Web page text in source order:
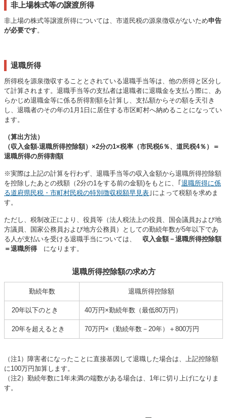
非上場株式等の譲渡所得
非上場の株式等譲渡所得については、市道民税の源泉徴収がないため申告
が必要です。
退職所得
所得税を源泉徴収することとされている退職手当等は、他の所得と区分し
て計算されます。退職手当等の支払者は退職者に退職金を支払う際に、あ
らかじめ退職金等に係る所得割額を計算し、支払額からその額を天引き
し、退職者のその年の1月1日に居住する市区町村へ納めることになってい
ます。
（算出方法）
（収入金額-退職所得控除額）×2分の1×税率（市民税6％、道民税4％）＝
退職所得の所得割額
※実際は上記の計算を行わず、退職手当等の収入金額から退職所得控除額
を控除したあとの残額（2分の1をする前の金額)をもとに、｢ 退職所得に係
る道府県民税・市町村民税の特別徴収税額早見表 ｣によって税額を求めま
す。
ただし、税制改正により、役員等（法人税法上の役員、国会議員および地
方議員、国家公務員および地方公務員）としての勤続年数が5年以下であ
る人が支払いを受ける退職手当については、 収入金額－退職所得控除額
＝退職所得になります。
退職所得控除額の求め方
勤続年数 退職所得控除額
20年以下のとき 40万円×勤続年数（最低80万円）
20年を超えるとき 70万円×（勤続年数－20年）＋800万円
（注1）障害者になったことに直接基因して退職した場合は、上記控除額
に100万円加算します。
（注2）勤続年数に1年未満の端数がある場合は、1年に切り上げになりま
す。